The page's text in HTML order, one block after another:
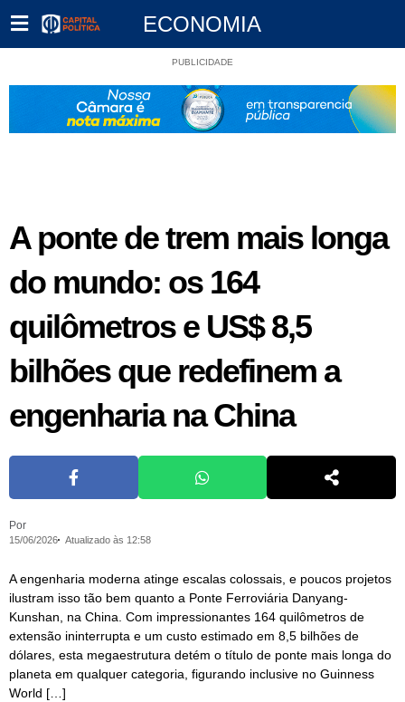
ECONOMIA
PUBLICIDADE
A ponte de trem mais longa
do mundo: os 164
quilômetros e US$ 8,5
bilhões que redefinem a
engenharia na China
Por
15/06/2026 Atualizado às 12:58
A engenharia moderna atinge escalas colossais, e poucos projetos
ilustram isso tão bem quanto a Ponte Ferroviária Danyang-
Kunshan, na China. Com impressionantes 164 quilômetros de
extensão ininterrupta e um custo estimado em 8,5 bilhões de
dólares, esta megaestrutura detém o título de ponte mais longa do
planeta em qualquer categoria, figurando inclusive no Guinness
World […]